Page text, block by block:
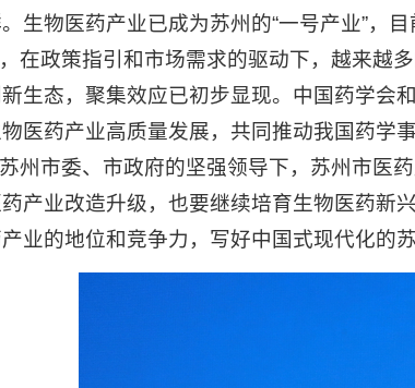
生物医药产业已成为苏州的“一号产业”，
政策指引和市场需求的驱动下，越来越多
生态，聚集效应已初步显现。中国药学会
医药产业高质量发展，共同推动我国药学事
市委、市政府的坚强领导下，苏州市医药
产业改造升级，也要继续培育生物医药新
产业的地位和竞争力，写好中国式现代化的苏